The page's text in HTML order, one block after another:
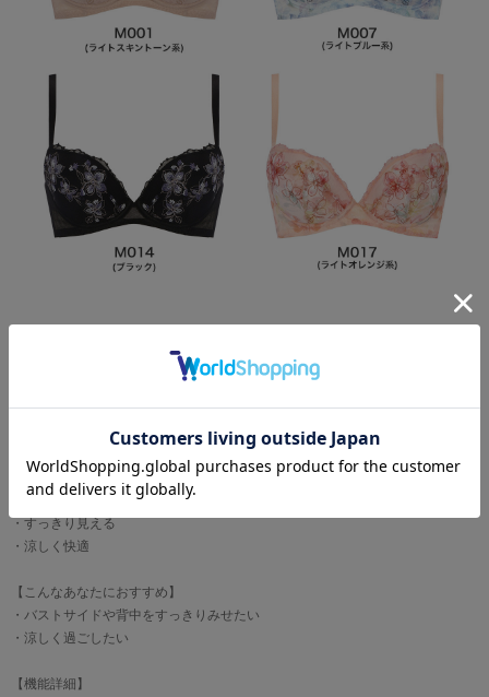
Item Data
【おすすめポイント】
・すっきり見える
・涼しく快適
【こんなあなたにおすすめ】
・バストサイドや背中をすっきりみせたい
・涼しく過ごしたい
【機能詳細】